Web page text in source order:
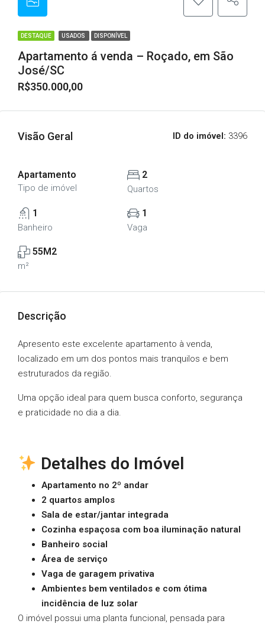
DESTAQUE USADOS DISPONÍVEL
Apartamento á venda – Roçado, em São
José/SC
R$350.000,00
Visão Geral ID do imóvel: 3396
Apartamento
Tipo de imóvel
2
Quartos
1
Banheiro
1
Vaga
55M2
m²
Descrição
Apresento este excelente apartamento à venda,
localizado em um dos pontos mais tranquilos e bem
estruturados da região.
Uma opção ideal para quem busca conforto, segurança
e praticidade no dia a dia.
Detalhes do Imóvel
Apartamento no 2º andar
2 quartos amplos
Sala de estar/jantar integrada
Cozinha espaçosa com boa iluminação natural
Banheiro social
Área de serviço
Vaga de garagem privativa
Ambientes bem ventilados e com ótima
incidência de luz solar
O imóvel possui uma planta funcional, pensada para